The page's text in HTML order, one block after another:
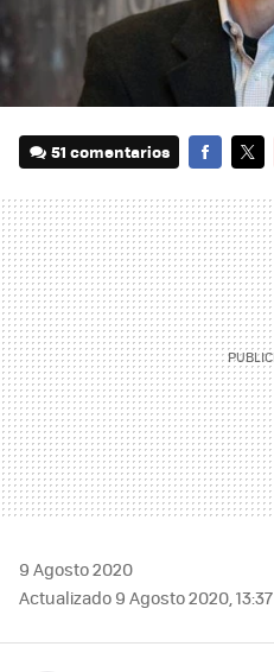
51 comentarios
9 Agosto 2020
Actualizado 9 Agosto 2020, 13:37